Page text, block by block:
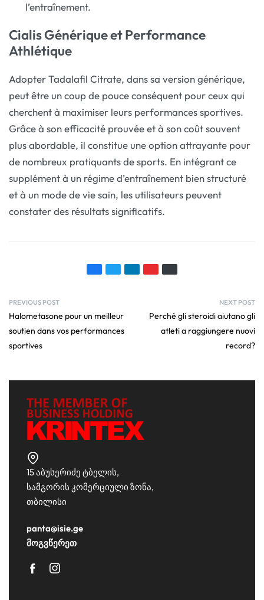
l’entraînement.
Cialis Générique et Performance
Athlétique
Adopter Tadalafil Citrate, dans sa version générique,
peut être un coup de pouce conséquent pour ceux qui
cherchent à maximiser leurs performances sportives.
Grâce à son efficacité prouvée et à son coût souvent
plus abordable, il constitue une option attrayante pour
de nombreux pratiquants de sports. En intégrant ce
supplément à un régime d’entraînement bien structuré
et à un mode de vie sain, les utilisateurs peuvent
constater des résultats significatifs.
PREVIOUS POST
Halometasone pour un meilleur
soutien dans vos performances
sportives
NEXT POST
Perché gli steroidi aiutano gli
atleti a raggiungere nuovi
record?
15 აბუსერიძე ტბელის,
სამგორის კომერციული ზონა,
თბილისი
panta@isie.ge
მოგვწერეთ